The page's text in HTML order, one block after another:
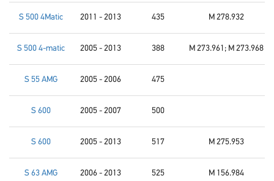
S 500 4Matic 2011 - 2013 435 M 278.932
S 500 4-matic 2005 - 2013 388 M 273.961; M 273.968
S 55 AMG 2005 - 2006 475
S 600 2005 - 2007 500
S 600 2005 - 2013 517 M 275.953
S 63 AMG 2006 - 2013 525 M 156.984